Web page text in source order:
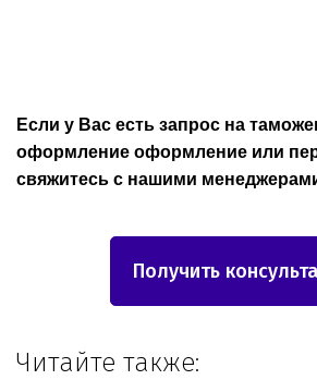
Если у Вас есть запрос на
оформление оформление или
свяжитесь с нашими
Получить
Читайте также: